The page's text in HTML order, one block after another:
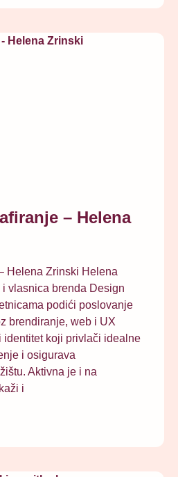
– Helena
Helena Zrinski Helena
vlasnica brenda Design
podići poslovanje
brendiranje, web i UX
identitet koji privlači idealne
i osigurava
Aktivna je i na
i